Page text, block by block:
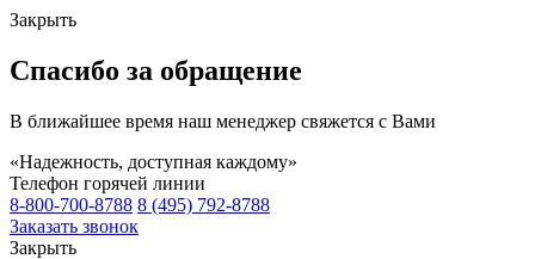
Закрыть
Спасибо за обращение
В ближайшее время наш менеджер свяжется с Вами
«Надежность, доступная каждому»
Телефон горячей линии
8-800-700-8788 8 (495) 792-8788
Заказать звонок
Закрыть